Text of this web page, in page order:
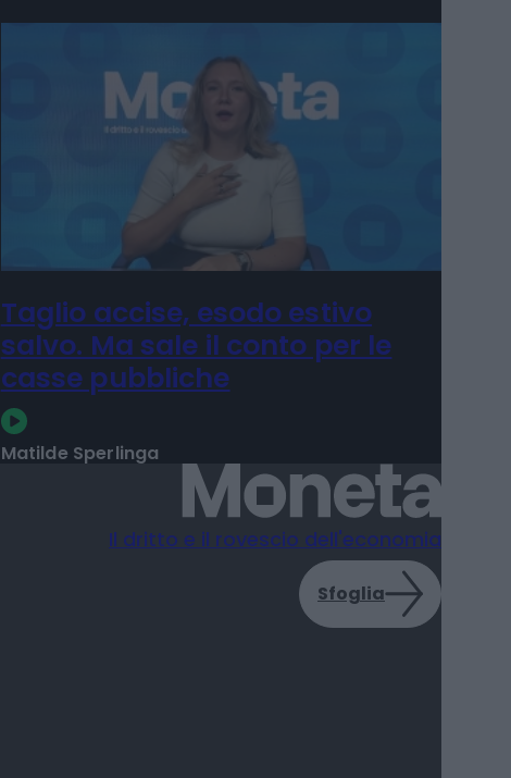
Taglio accise, esodo estivo
salvo. Ma sale il conto per le
casse pubbliche
Matilde Sperlinga
Il dritto e il rovescio dell'economia